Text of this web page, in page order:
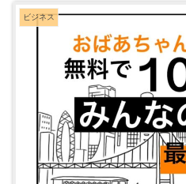
ビジネス